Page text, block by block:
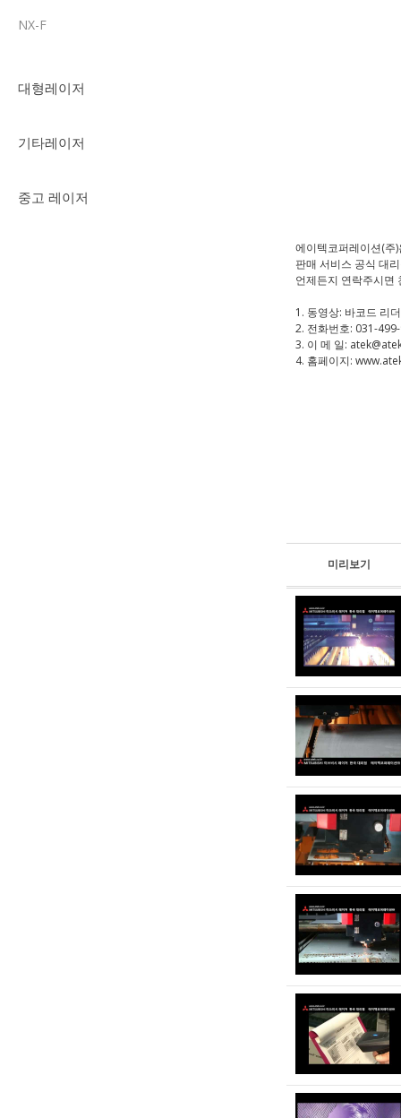
NX-F
대형레이저
기타레이저
중고 레이저
에이텍코퍼레이션(주
판매 서비스 공식 대
언제든지 연락주시면
1. 동영상: 바코드 리
2. 전화번호: 031-
3. 이 메 일:
4. 홈페이지:
미리보기